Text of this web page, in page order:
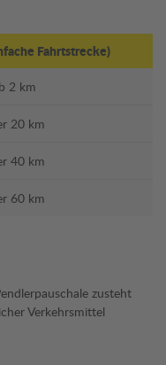
Fahrtstrecke)
2 km
20 km
40 km
60 km
zusteht
Verkehrsmittel